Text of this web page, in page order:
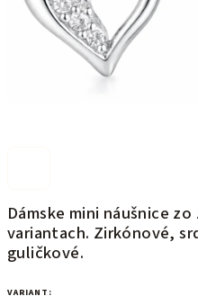
Dámske mini náušnice
variantach. Zirkónové,
guličkové.
VARIANT: